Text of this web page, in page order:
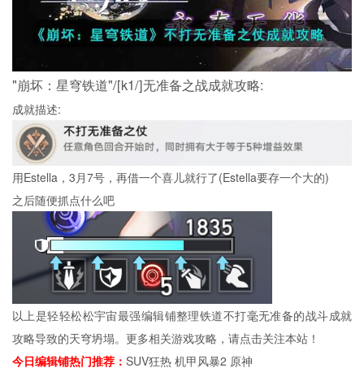
"崩坏：星穹铁道"/[k1/]无准备之战成就攻略:
成就描述:
用Estella，3月7号，再借一个喜儿就行了(Estella要存一个大的)
之后随便抓点什么吧
以上是轻轻松松宇宙最强编辑铺整理铁道不打毫无准备的战斗成就
攻略导致的天穹坍塌。更多相关游戏攻略，请点击关注本站！
今日编辑铺热门推荐： SUV狂热 机甲 风暴2 原神